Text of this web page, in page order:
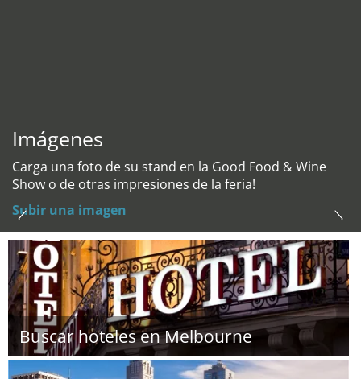
Imágenes
Carga una foto de su stand en la Good Food & Wine
Show o de otras impresiones de la feria!
Subir una imagen
Buscar hoteles en Melbourne